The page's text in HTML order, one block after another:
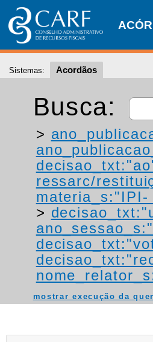
Sistemas: Acordãos
Busca:
>
ressarc/
>
mostrar execução da